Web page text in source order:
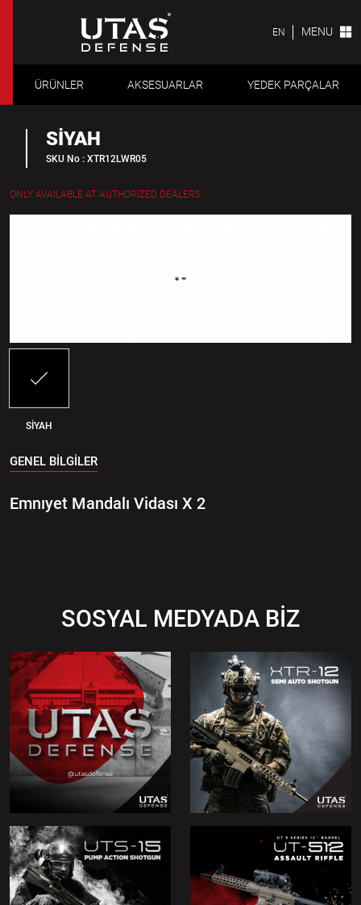
EN MENU
ÜRÜNLER AKSESUARLAR YEDEK PARÇALAR
SİYAH
SKU No : XTR12LWR05
ONLY AVAILABLE AT AUTHORIZED DEALERS
SİYAH
GENEL BİLGİLER
Emnıyet Mandalı Vidası X 2
SOSYAL MEDYADA BİZ